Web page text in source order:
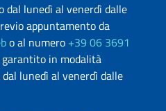
dal lunedì al venerdì dalle
appuntamento da
o al numero +39 06 3691
in modalità
lunedì al venerdì dalle